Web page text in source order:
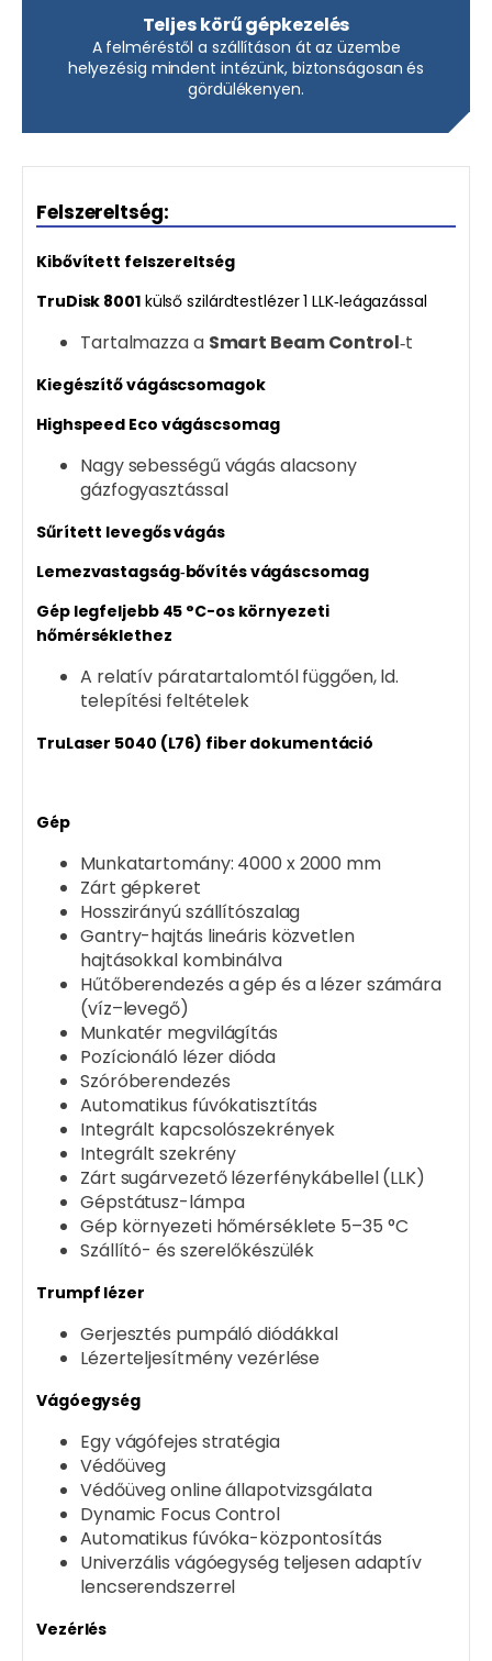
Teljes körű gépkezelés
A felméréstől a szállításon át az üzembe
helyezésig mindent intézünk, biztonságosan és
gördülékenyen.
Felszereltség:
Kibővített felszereltség
TruDisk 8001külső szilárdtestlézer 1 LLK‑leágazással
Tartalmazza a Smart Beam Control‑t
Kiegészítő vágáscsomagok
Highspeed Eco vágáscsomag
Nagy sebességű vágás alacsony
gázfogyasztással
Sűrített levegős vágás
Lemezvastagság‑bővítés vágáscsomag
Gép legfeljebb 45 °C-os környezeti
hőmérséklethez
A relatív páratartalomtól függően, ld.
telepítési feltételek
TruLaser 5040 (L76) fiber dokumentáció
Gép
Munkatartomány: 4000 x 2000 mm
Zárt gépkeret
Hosszirányú szállítószalag
Gantry-hajtás lineáris közvetlen
hajtásokkal kombinálva
Hűtőberendezés a gép és a lézer számára
(víz–levegő)
Munkatér megvilágítás
Pozícionáló lézer dióda
Szóróberendezés
Automatikus fúvókatisztítás
Integrált kapcsolószekrények
Integrált szekrény
Zárt sugárvezető lézerfénykábellel (LLK)
Gépstátusz-lámpa
Gép környezeti hőmérséklete 5–35 °C
Szállító- és szerelőkészülék
Trumpf lézer
Gerjesztés pumpáló diódákkal
Lézerteljesítmény vezérlése
Vágóegység
Egy vágófejes stratégia
Védőüveg
Védőüveg online állapotvizsgálata
Dynamic Focus Control
Automatikus fúvóka-központosítás
Univerzális vágóegység teljesen adaptív
lencserendszerrel
Vezérlés